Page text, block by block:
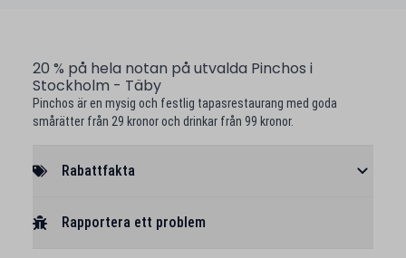
20 % på hela notan på utvalda Pinchos i
Stockholm - Täby
Pinchos är en mysig och festlig tapasrestaurang med goda
smårätter från 29 kronor och drinkar från 99 kronor.
Rabattfakta
Rapportera ett problem